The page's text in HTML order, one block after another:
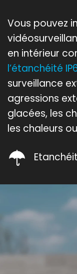
Vous pouvez
en intérieur
l’étanchéité
surveillance
agressions
glacées, les
les chaleurs